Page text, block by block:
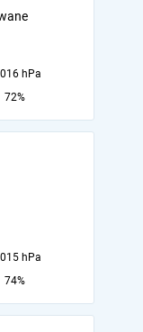
hPa
72%
hPa
74%